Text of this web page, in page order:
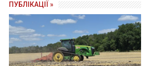
ПУБЛІКАЦІЇ »